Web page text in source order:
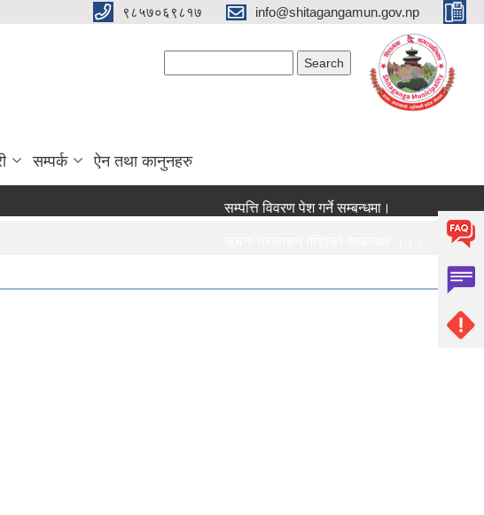
९८५७०६९८१७ info@shitagangamun.gov.np
सम्पर्क ऐन तथा कानुनहरु
सम्पत्ति विवरण पेश गर्ने सम्बन्धमा।
सामाजिक सुरक्षा भत्ता नविकरण सम्बन्धी सूचना ।।।